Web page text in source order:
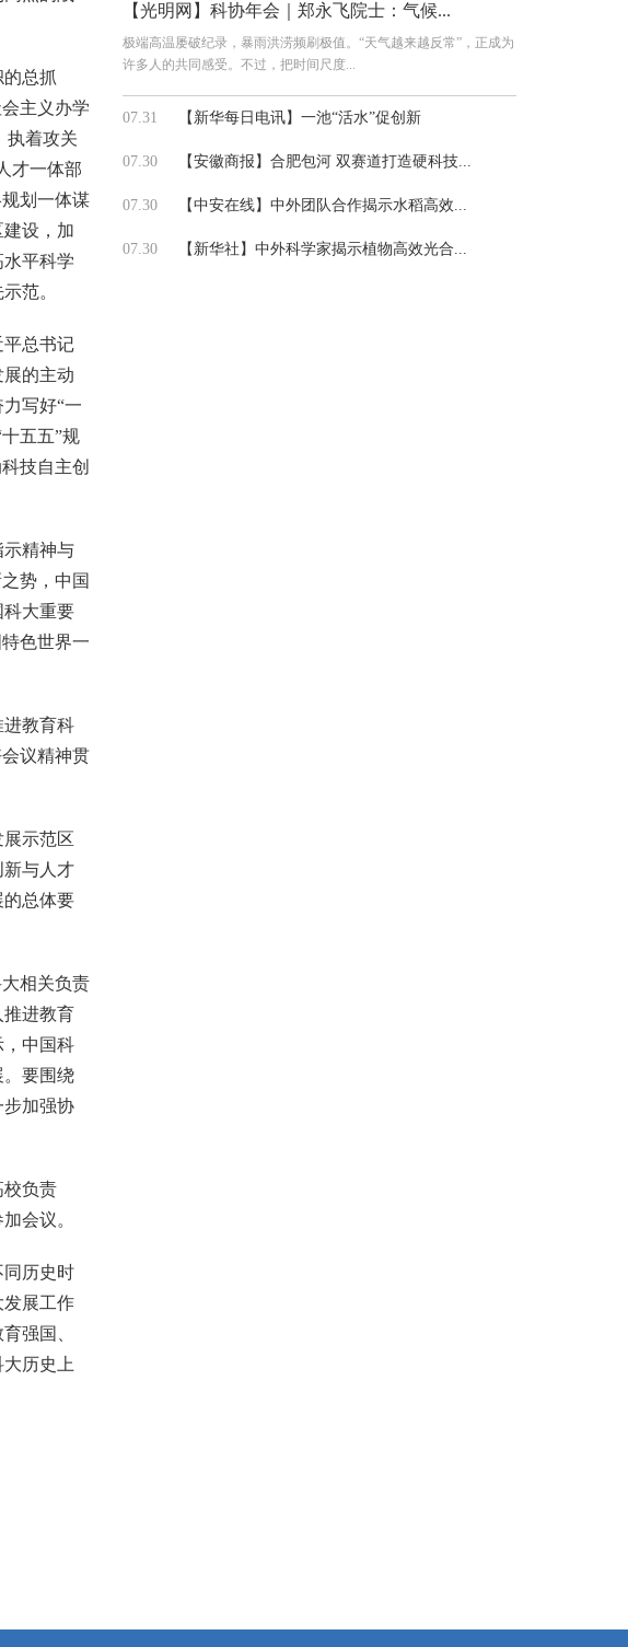
总抓
主义办学
执着攻关
才一体部
划一体谋
设，加
平科学
范。
平总书记
的主动
写好“一
五五”规
技自主创
示精神与
势，中国
科大重要
色世界一
进教育科
议精神贯
示范区
新与人才
的总体要
相关负责
推进教育
，中国科
。要围绕
步加强协
校负责
会议。
同历史时
发展工作
强国、
历史上
【光明网】科协年会｜郑永飞院士：气候...
极端高温屡破纪录，暴雨洪涝频刷极值。“天气越来越反常”，正成为
许多人的共同感受。不过，把时间尺度...
07.31 【新华每日电讯】一池“活水”促创新
07.30 【安徽商报】合肥包河 双赛道打造硬科技...
07.30 【中安在线】中外团队合作揭示水稻高效...
07.30 【新华社】中外科学家揭示植物高效光合...